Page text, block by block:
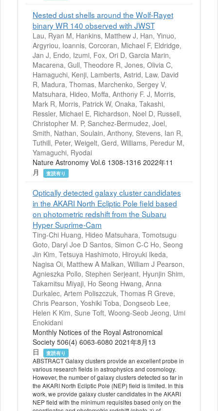
Nested dust shells around the Wolf-Rayet
binary WR 140 observed with JWST
Lau, Ryan M, Hankins, Matthew J, Han, Yinuo,
Argyriou, Ioannis, Corcoran, Michael F, Eldridge,
Jan J, Endo, Izumi, Fox, Ori D, Garcia Marin,
Macarena, Gull, Theodore R, Jones, Olivia C,
Hamaguchi, Kenji, Lamberts, Astrid, Law, David
R, Madura, Thomas, Marchenko, Sergey V,
Matsuhara, Hideo, Moffa, Anthony F. J, Morris,
Mark R, Morris, Patrick W, Onaka, Takashi,
Ressler, Michael E, Richardson, Noel D, Russell,
Christopher M. P, Sanchez-Bermudez, Joel,
Smith, Nathan, Soulain, Anthony, Stevens, Ian R,
Tuthill, Peter, Weigelt, Gerd, Williams, Peredur M,
Yamaguchi, Ryodai
Nature Astronomy Vol.6 1308-1316 2022年11
月
査読有り
Optically detected galaxy cluster candidates
in the AKARI North Ecliptic Pole field based
on photometric redshift from the Subaru
Hyper Suprime-Cam
Ting-Chi Huang, Hideo Matsuhara, Tomotsugu
Goto, Daryl Joe D Santos, Simon C-C Ho, Seong
Jin Kim, Tetsuya Hashimoto, Hiroyuki Ikeda,
Nagisa Oi, Matthew A Malkan, William J Pearson,
Agnieszka Pollo, Stephen Serjeant, Hyunjin Shim,
Takamitsu Miyaji, Ho Seong Hwang, Anna
Durkalec, Artem Poliszczuk, Thomas R Greve,
Chris Pearson, Yoshiki Toba, Dongseob Lee,
Helen K Kim, Sune Toft, Woong-Seob Jeong, Umi
Enokidani
Monthly Notices of the Royal Astronomical
Society 506(4) 6063-6080 2021年8月13
日
査読有り
ABSTRACT Galaxy clusters provide an excellent probe in
various research fields in astrophysics and cosmology.
However, the number of galaxy clusters detected so far in
the AKARI North Ecliptic Pole (NEP) field is limited. In this
work, we provide galaxy cluster candidates in the AKARI
NEP field with the minimum requisites based only on the